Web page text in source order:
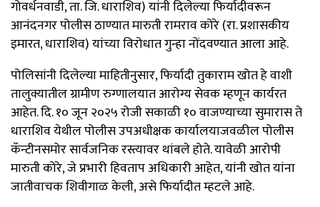
गोवर्धनवाडी, ता. जि. धाराशिव) यांनी दिलेल्या फिर्यादीवरून
आनंदनगर पोलीस ठाण्यात मारुती रामराव कोरे (रा. प्रशासकीय
इमारत, धाराशिव) यांच्या विरोधात गुन्हा नोंदवण्यात आला आहे.
पोलिसांनी दिलेल्या माहितीनुसार, फिर्यादी तुकाराम खोत हे वाशी
तालुक्यातील ग्रामीण रुग्णालयात आरोग्य सेवक म्हणून कार्यरत
आहेत. दि. १० जून २०२५ रोजी सकाळी १० वाजण्याच्या सुमारास ते
धाराशिव येथील पोलीस उपअधीक्षक कार्यालयाजवळील पोलीस
कॅन्टीनसमोर सार्वजनिक रस्त्यावर थांबले होते. यावेळी आरोपी
मारुती कोरे, जे प्रभारी हिवताप अधिकारी आहेत, यांनी खोत यांना
जातीवाचक शिवीगाळ केली, असे फिर्यादीत म्हटले आहे.